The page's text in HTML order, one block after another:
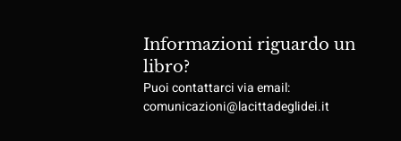
Informazioni riguardo un
libro?
Puoi contattarci via email:
comunicazioni@lacittadeglidei.it